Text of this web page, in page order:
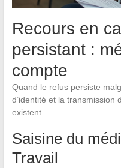
Recours en
persistant :
compte
Quand le refus persiste
d’identité et la transmission
existent.
Saisine du
Travail